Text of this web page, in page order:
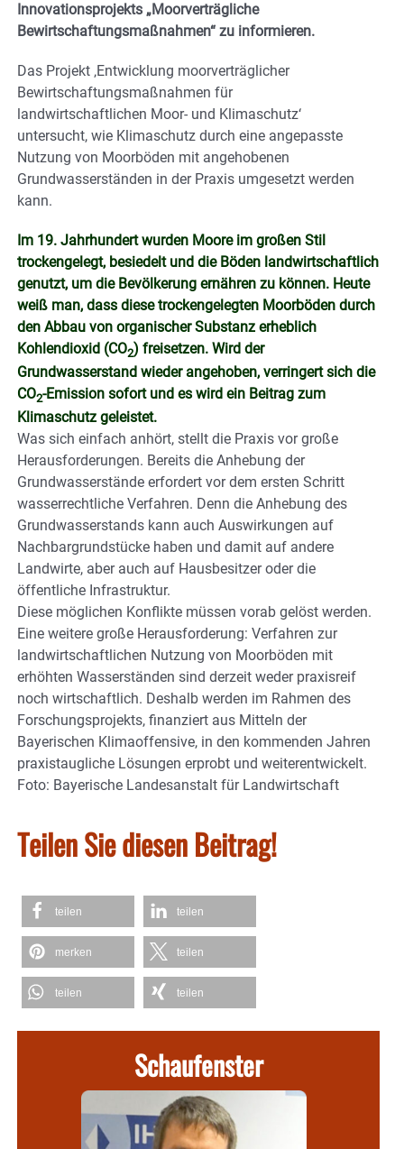
Innovationsprojekts „Moorverträgliche
Bewirtschaftungsmaßnahmen“ zu informieren.
Das Projekt ‚Entwicklung moorverträglicher
Bewirtschaftungsmaßnahmen für
landwirtschaftlichen Moor- und Klimaschutz‘
untersucht, wie Klimaschutz durch eine angepasste
Nutzung von Moorböden mit angehobenen
Grundwasserständen in der Praxis umgesetzt werden
kann.
Im 19. Jahrhundert wurden Moore im großen Stil
trockengelegt, besiedelt und die Böden landwirtschaftlich
genutzt, um die Bevölkerung ernähren zu können. Heute
weiß man, dass diese trockengelegten Moorböden durch
den Abbau von organischer Substanz erheblich
Kohlendioxid (CO2) freisetzen. Wird der
Grundwasserstand wieder angehoben, verringert sich die
CO2-Emission sofort und es wird ein Beitrag zum
Klimaschutz geleistet.
Was sich einfach anhört, stellt die Praxis vor große
Herausforderungen. Bereits die Anhebung der
Grundwasserstände erfordert vor dem ersten Schritt
wasserrechtliche Verfahren. Denn die Anhebung des
Grundwasserstands kann auch Auswirkungen auf
Nachbargrundstücke haben und damit auf andere
Landwirte, aber auch auf Hausbesitzer oder die
öffentliche Infrastruktur.
Diese möglichen Konflikte müssen vorab gelöst werden.
Eine weitere große Herausforderung: Verfahren zur
landwirtschaftlichen Nutzung von Moorböden mit
erhöhten Wasserständen sind derzeit weder praxisreif
noch wirtschaftlich. Deshalb werden im Rahmen des
Forschungsprojekts, finanziert aus Mitteln der
Bayerischen Klimaoffensive, in den kommenden Jahren
praxistaugliche Lösungen erprobt und weiterentwickelt.
Foto: Bayerische Landesanstalt für Landwirtschaft
Teilen Sie diesen Beitrag!
teilen teilen
merken teilen
teilen teilen
Schaufenster